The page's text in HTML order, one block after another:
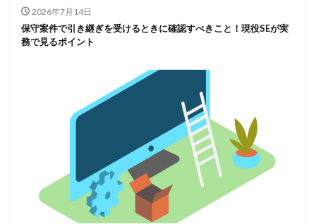
2026年7月14日
保守案件で引き継ぎを受けるときに確認すべきこと！現役SEが実
務で見るポイント